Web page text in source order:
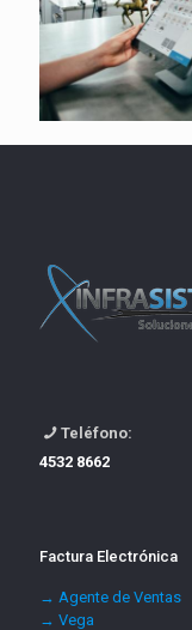
Teléfono:
4532 8662
Factura Electrónica
→ Agente de Ventas
→ Vega